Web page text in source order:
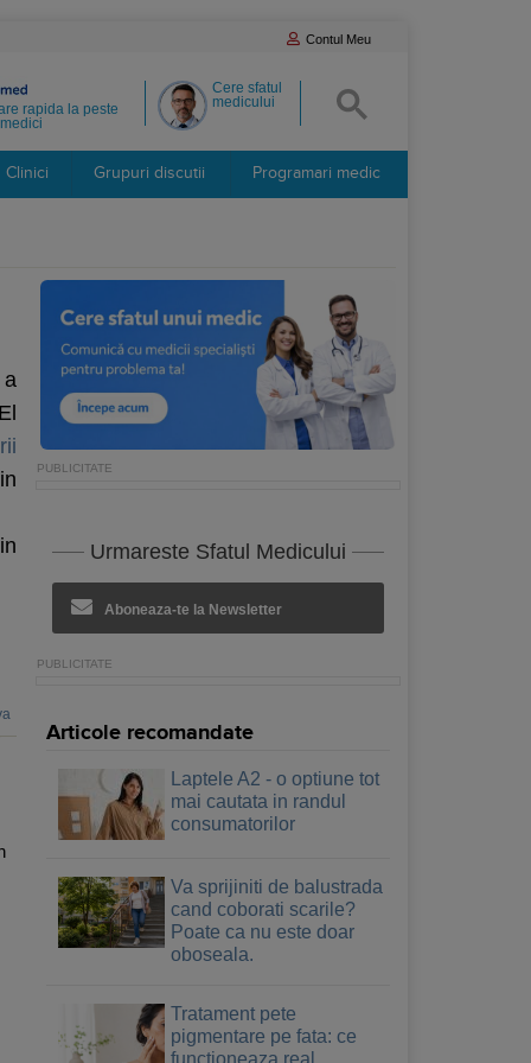
Contul Meu
Cere sfatul
medicului
rapida la peste
Clinici Grupuri discutii Programari medic
Urmareste Sfatul Medicului
Aboneaza-te la Newsletter
Articole recomandate
Laptele A2 - o optiune tot
mai cautata in randul
consumatorilor
Va sprijiniti de balustrada
cand coborati scarile?
Poate ca nu este doar
oboseala.
Tratament pete
pigmentare pe fata: ce
functioneaza real